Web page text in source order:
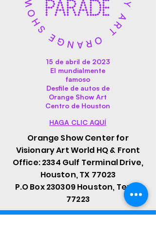
15 de abril de 2023
El mundialmente
famoso
Desfile de autos de
Orange Show Art
Centro de Houston
HAGA CLIC AQUÍ
Orange Show Center for
Visionary Art World HQ & Front
Office: 2334 Gulf Terminal Drive,
Houston, TX 77023
P.O Box 230309 Houston, Texas
77223